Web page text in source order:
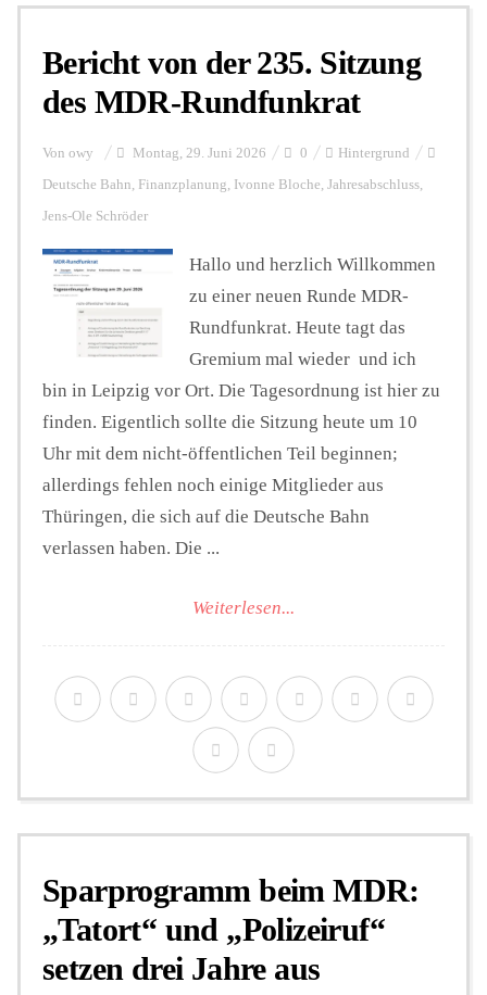
Personalien
Hintergrund
FUNKTURM-Beiträge
Podcast
Seminare
Unterstützen
Bericht von der 235. Sitzung
des MDR-Rundfunkrat
Von owy Montag, 29. Juni 2026 0 Hintergrund
Deutsche Bahn, Finanzplanung, Ivonne Bloche, Jahresabschluss,
Jens-Ole Schröder
Hallo und herzlich Willkommen
zu einer neuen Runde MDR-
Rundfunkrat. Heute tagt das
Gremium mal wieder und ich
bin in Leipzig vor Ort. Die Tagesordnung ist hier zu
finden. Eigentlich sollte die Sitzung heute um 10
Uhr mit dem nicht-öffentlichen Teil beginnen;
allerdings fehlen noch einige Mitglieder aus
Thüringen, die sich auf die Deutsche Bahn
verlassen haben. Die ...
Weiterlesen...
Sparprogramm beim MDR:
„Tatort“ und „Polizeiruf“
setzen drei Jahre aus